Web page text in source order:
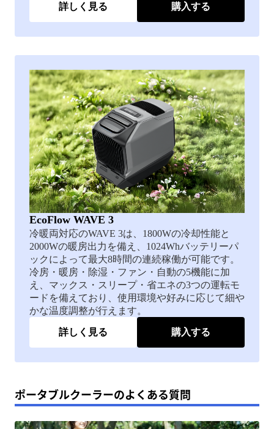
詳しく見る 購入する
EcoFlow WAVE 3
冷暖両対応のWAVE 3は、1800Wの冷却性能と
2000Wの暖房出力を備え、1024Whバッテリーパ
ックによって最大8時間の連続稼働が可能です。
冷房・暖房・除湿・ファン・自動の5機能に加
え、マックス・スリープ・省エネの3つの運転モ
ードを備えており、使用環境や好みに応じて細や
かな温度調整が行えます。
詳しく見る 購入する
ポータブルクーラーのよくある質問